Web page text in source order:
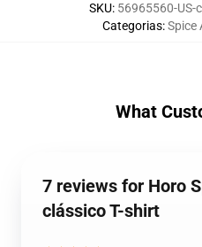
SKU: 56965560-US-
Categorias:Spice
What
7 reviews for Horo
clássico T-shirt